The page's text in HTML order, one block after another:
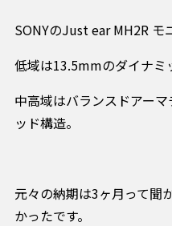
SONYのJust ear MH2R モ
低域は13.5mmのダイナミ
中高域はバランスドアー
ッド構造。
元々の納期は3ヶ月って聞
かったです。